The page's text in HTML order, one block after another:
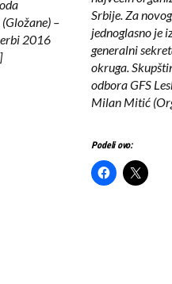
–
2016
Srbije. Za
jednoglasno je
generalni
okruga.
odbora GFS
Milan Mitić
Podeli ovo: